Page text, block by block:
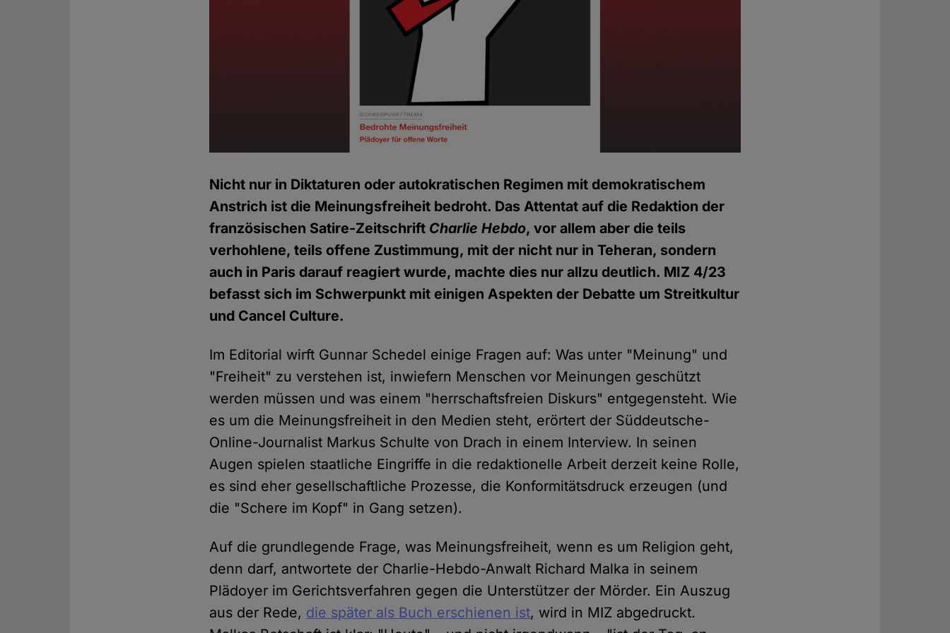
Nicht nur in Diktaturen oder autokratischen Regimen mit demokratischem
Anstrich ist die Meinungsfreiheit bedroht. Das Attentat auf die Redaktion der
französischen Satire-Zeitschrift Charlie Hebdo, vor allem aber die teils
verhohlene, teils offene Zustimmung, mit der nicht nur in Teheran, sondern
auch in Paris darauf reagiert wurde, machte dies nur allzu deutlich. MIZ 4/23
befasst sich im Schwerpunkt mit einigen Aspekten der Debatte um Streitkultur
und Cancel Culture.
Im Editorial wirft Gunnar Schedel einige Fragen auf: Was unter "Meinung" und
"Freiheit" zu verstehen ist, inwiefern Menschen vor Meinungen geschützt
werden müssen und was einem "herrschaftsfreien Diskurs" entgegensteht. Wie
es um die Meinungsfreiheit in den Medien steht, erörtert der Süddeutsche-
Online-Journalist Markus Schulte von Drach in einem Interview. In seinen
Augen spielen staatliche Eingriffe in die redaktionelle Arbeit derzeit keine Rolle,
es sind eher gesellschaftliche Prozesse, die Konformitätsdruck erzeugen (und
die "Schere im Kopf" in Gang setzen).
Auf die grundlegende Frage, was Meinungsfreiheit, wenn es um Religion geht,
denn darf, antwortete der Charlie-Hebdo-Anwalt Richard Malka in seinem
Plädoyer im Gerichtsverfahren gegen die Unterstützer der Mörder. Ein Auszug
aus der Rede, die später als Buch erschienen ist, wird in MIZ abgedruckt.